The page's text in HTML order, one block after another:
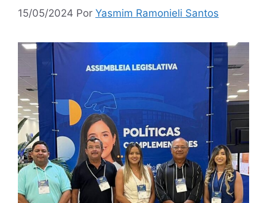
15/05/2024 Por Yasmim Ramonieli Santos